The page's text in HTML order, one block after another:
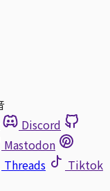
Discord
Mastodon
Threads
Tiktok